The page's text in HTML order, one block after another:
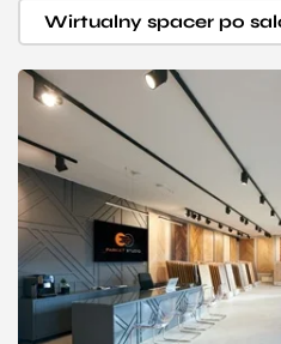
Wirtualny spacer po